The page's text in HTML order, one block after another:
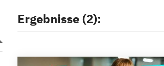
Ergebnisse (2):